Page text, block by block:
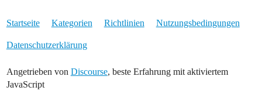
Startseite Kategorien Richtlinien Nutzungsbedingungen
Datenschutzerklärung
Angetrieben von Discourse, beste Erfahrung mit aktiviertem
JavaScript